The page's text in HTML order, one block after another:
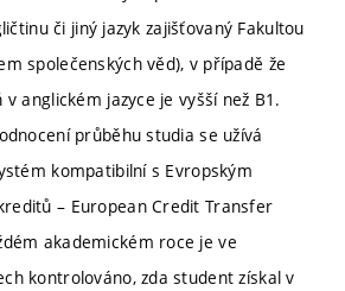
či jiný jazyk zajišťovaný Fakultou
společenských věd), v případě že
anglickém jazyce je vyšší než B1.
průběhu studia se užívá
kompatibilní s Evropským
– European Credit Transfer
akademickém roce je ve
kontrolováno, zda student získal v